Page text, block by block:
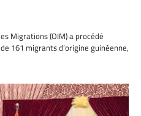
Migrations (OIM) a procédé
161 migrants d’origine guinéenne,